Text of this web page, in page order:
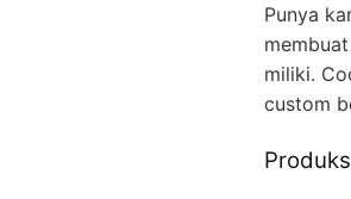
Punya
miliki.
custom